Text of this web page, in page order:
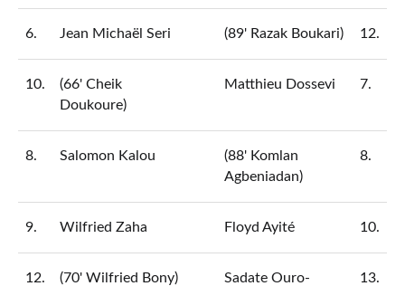
6. Jean Michaël Seri (89' Razak Boukari) 12.
10.
(66' Cheik
Doukoure)
Matthieu Dossevi 7.
8. Salomon Kalou
(88' Komlan
Agbeniadan)
8.
9. Wilfried Zaha Floyd Ayité 10.
12. (70' Wilfried Bony)
Sadate Ouro-
13.